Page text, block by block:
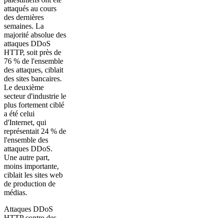
attaqués au cours
des dernières
semaines. La
majorité absolue des
attaques DDoS
HTTP, soit près de
76 % de l'ensemble
des attaques, ciblait
des sites bancaires.
Le deuxième
secteur d'industrie le
plus fortement ciblé
a été celui
d'Internet, qui
représentait 24 % de
l'ensemble des
attaques DDoS.
Une autre part,
moins importante,
ciblait les sites web
de production de
médias.
Attaques DDoS